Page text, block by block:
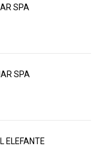
SPA
SPA
ELEFANTE